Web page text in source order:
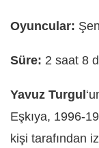
Oyuncular:
Süre: 2 saat 8
Yavuz Turgul
Eşkıya, 1996-
kişi tarafından